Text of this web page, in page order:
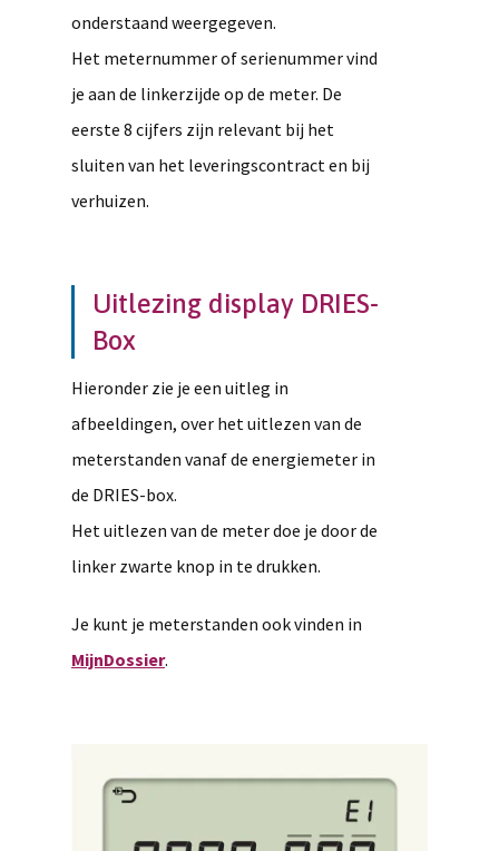
onderstaand weergegeven.
Het meternummer of serienummer vind
je aan de linkerzijde op de meter. De
eerste 8 cijfers zijn relevant bij het
sluiten van het leveringscontract en bij
verhuizen.
Uitlezing display DRIES-
Box
Hieronder zie je een uitleg in
afbeeldingen, over het uitlezen van de
meterstanden vanaf de energiemeter in
de DRIES-box.
Het uitlezen van de meter doe je door de
linker zwarte knop in te drukken.
Je kunt je meterstanden ook vinden in
MijnDossier.